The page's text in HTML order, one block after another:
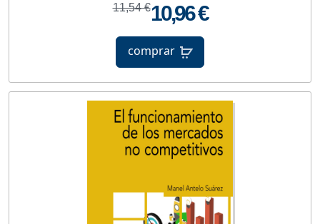
11,54 €10,96 €
comprar